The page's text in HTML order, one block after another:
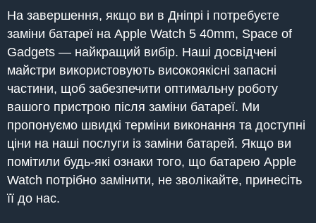
На завершення, якщо ви в Дніпрі і потребуєте
заміни батареї на Apple Watch 5 40mm, Space of
Gadgets — найкращий вибір. Наші досвідчені
майстри використовують високоякісні запасні
частини, щоб забезпечити оптимальну роботу
вашого пристрою після заміни батареї. Ми
пропонуємо швидкі терміни виконання та доступні
ціни на наші послуги із заміни батарей. Якщо ви
помітили будь-які ознаки того, що батарею Apple
Watch потрібно замінити, не зволікайте, принесіть
її до нас.